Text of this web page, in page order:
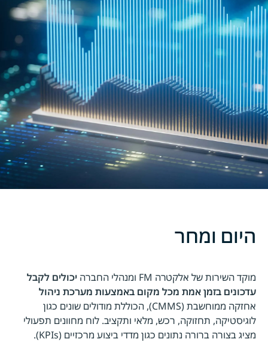
היום ומחר
מוקד השירות של אלקטרה FM ומנהלי החברה
יכולים לקבל
עדכונים בזמן אמת מכל מקום באמצעות מערכת ניהול
אחזקה ממוחשבת (CMMS), הכוללת מודולים שונים כגון
לוגיסטיקה, תחזוקה, רכש, מלאי ותקציב. לוח מחוונים תפעולי
מציג בצורה ברורה נתונים כגון מדדי ביצוע מרכזיים (KPIs).